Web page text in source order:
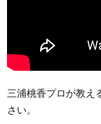
三浦桃香プロが教え
さい。